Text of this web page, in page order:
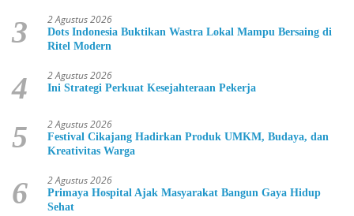
3 2 Agustus 2026
Dots Indonesia Buktikan Wastra Lokal Mampu Bersaing di
Ritel Modern
4 2 Agustus 2026
Ini Strategi Perkuat Kesejahteraan Pekerja
5 2 Agustus 2026
Festival Cikajang Hadirkan Produk UMKM, Budaya, dan
Kreativitas Warga
6 2 Agustus 2026
Primaya Hospital Ajak Masyarakat Bangun Gaya Hidup
Sehat